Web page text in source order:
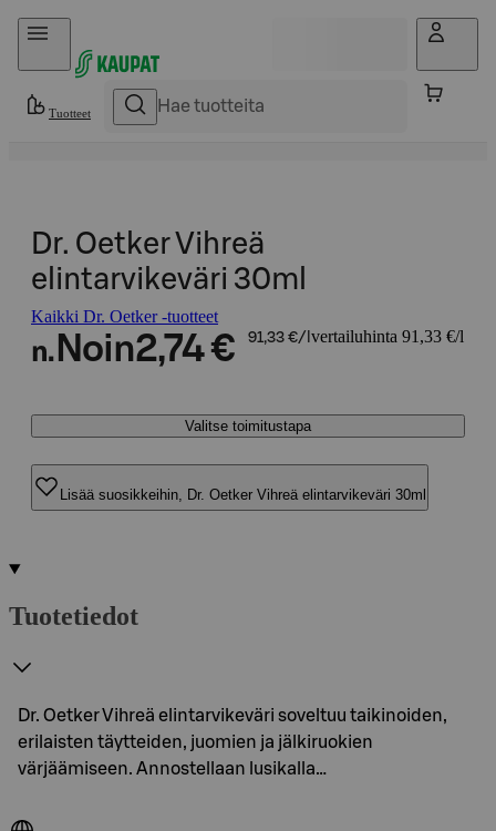
Hyppää sisältöön
Tuotteet
Dr. Oetker Vihreä
elintarvikeväri 30ml
Kaikki Dr. Oetker -tuotteet
n. Noin2,74 € 91,33 €/l vertailuhinta 91,33 €/l
Valitse toimitustapa
Lisää suosikkeihin, Dr. Oetker Vihreä elintarvikeväri 30ml
Tuotetiedot
Dr. Oetker Vihreä elintarvikeväri soveltuu taikinoiden,
erilaisten täytteiden, juomien ja jälkiruokien
värjäämiseen. Annostellaan lusikalla…